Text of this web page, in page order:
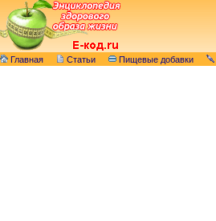
Главная Статьи Пищевые добавки